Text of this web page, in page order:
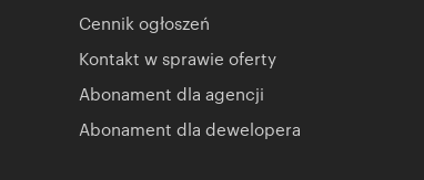
Cennik ogłoszeń
Kontakt w sprawie oferty
Abonament dla agencji
Abonament dla dewelopera